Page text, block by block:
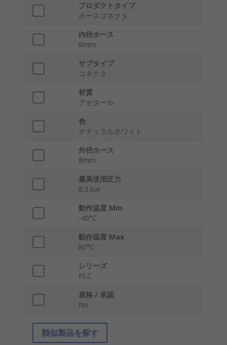
プロダクトタイプ
ホースコネクタ
内径ホース
6mm
サブタイプ
コネクタ
材質
アセタール
色
ナチュラルホワイト
外径ホース
8mm
最高使用圧力
8.3 bar
動作温度 Min
-40°C
動作温度 Max
80°C
シリーズ
PLC
規格 / 承認
No
類似製品を探す